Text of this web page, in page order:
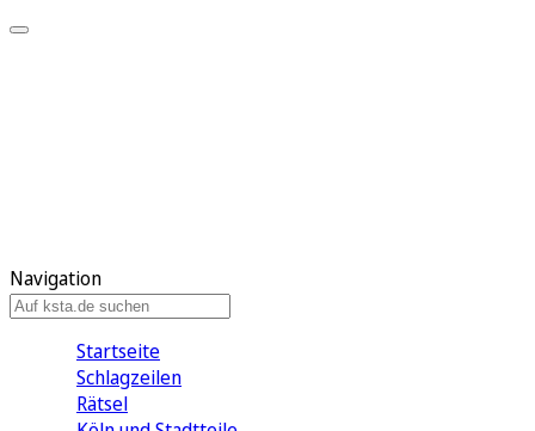
Navigation
Startseite
Schlagzeilen
Rätsel